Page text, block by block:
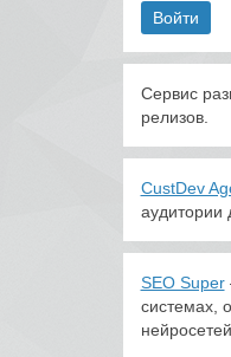
Сервис
релизов.
CustDev
аудитории
SEO Super
системах,
нейросетей.